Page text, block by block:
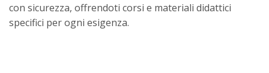
con sicurezza, offrendoti corsi e materiali didattici
specifici per ogni esigenza.